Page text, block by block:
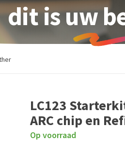
dit is uw
LC123
ARC chip en
Op voorraad